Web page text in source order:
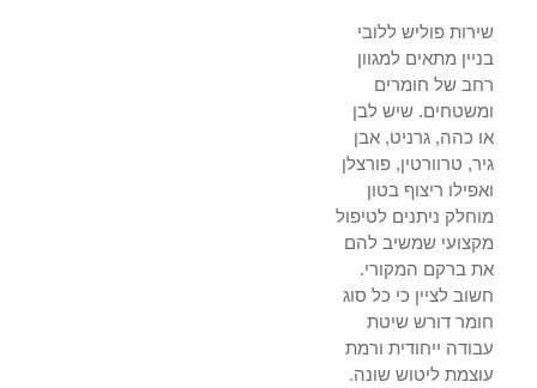
שירות פוליש ללובי
בניין מתאים למגוון
רחב של חומרים
ומשטחים. שיש לבן
או כהה, גרניט, אבן
גיר, טרוורטין, פורצלן
ואפילו ריצוף בטון
מוחלק ניתנים לטיפול
מקצועי שמשיב להם
את ברקם המקורי.
חשוב לציין כי כל סוג
חומר דורש שיטת
עבודה ייחודית ורמת
עוצמת ליטוש שונה.